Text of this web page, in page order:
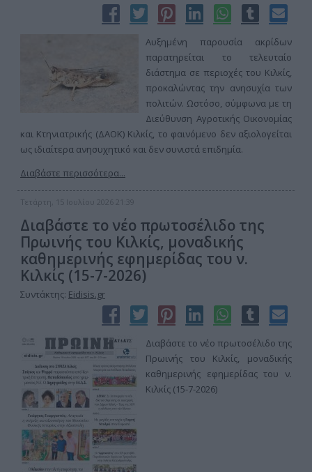
Αυξημένη παρουσία ακρίδων
παρατηρείται το τελευταίο
διάστημα σε περιοχές του Κιλκίς,
προκαλώντας την ανησυχία των
πολιτών. Ωστόσο, σύμφωνα με τη
Διεύθυνση Αγροτικής Οικονομίας
και Κτηνιατρικής (ΔΑΟΚ) Κιλκίς, το φαινόμενο δεν αξιολογείται
ως ιδιαίτερα ανησυχητικό και δεν συνιστά επιδημία.
Διαβάστε περισσότερα...
Τετάρτη, 15 Ιουλίου 2026 21:39
Διαβάστε το νέο πρωτοσέλιδο της
Πρωινής του Κιλκίς, μοναδικής
καθημερινής εφημερίδας του ν.
Κιλκίς (15-7-2026)
Συντάκτης: Eidisis.gr
Διαβάστε το νέο πρωτοσέλιδο της
Πρωινής του Κιλκίς, μοναδικής
καθημερινής εφημερίδας του ν.
Κιλκίς (15-7-2026)